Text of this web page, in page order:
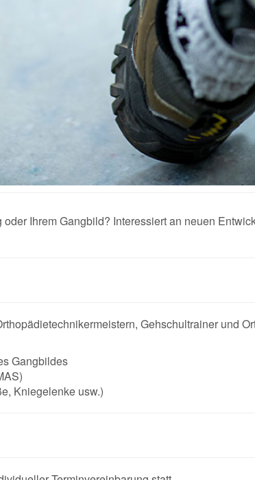
Ihrem Gangbild? Interessiert an neuen
Gehschultrainer und
Gangbildes
Kniegelenke usw.)